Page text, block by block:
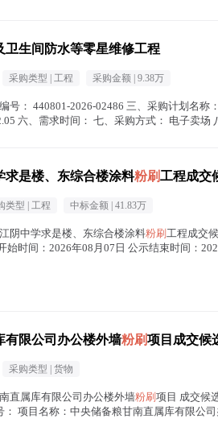
卫生间防水等零星维修工程
采购类型 | 工程 采购金额 | 9.38万
号： 440801-2026-02486 三、采购计划名称
六、需求时间： 七、采购方式： 电子卖
求是楼、东综合楼涂料粉刷工程成交
类型 | 工程 中标金额 | 41.83万
阴中学求是楼、东综合楼涂料粉刷 工程成交
始时间：2026年08月07日 公示结束时间：
有限公司办公楼外墙粉刷项目成交候
采购类型 | 货物
直属库有限公司办公楼外墙粉刷 项目 成交候
： 项目名称：中央储备粮甘南直属库有限公